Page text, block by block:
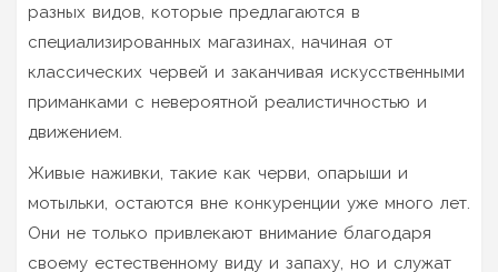
разных видов, которые предлагаются в
специализированных магазинах, начиная от
классических червей и заканчивая искусственными
приманками с невероятной реалистичностью и
движением.
Живые наживки, такие как черви, опарыши и
мотыльки, остаются вне конкуренции уже много лет.
Они не только привлекают внимание благодаря
своему естественному виду и запаху, но и служат